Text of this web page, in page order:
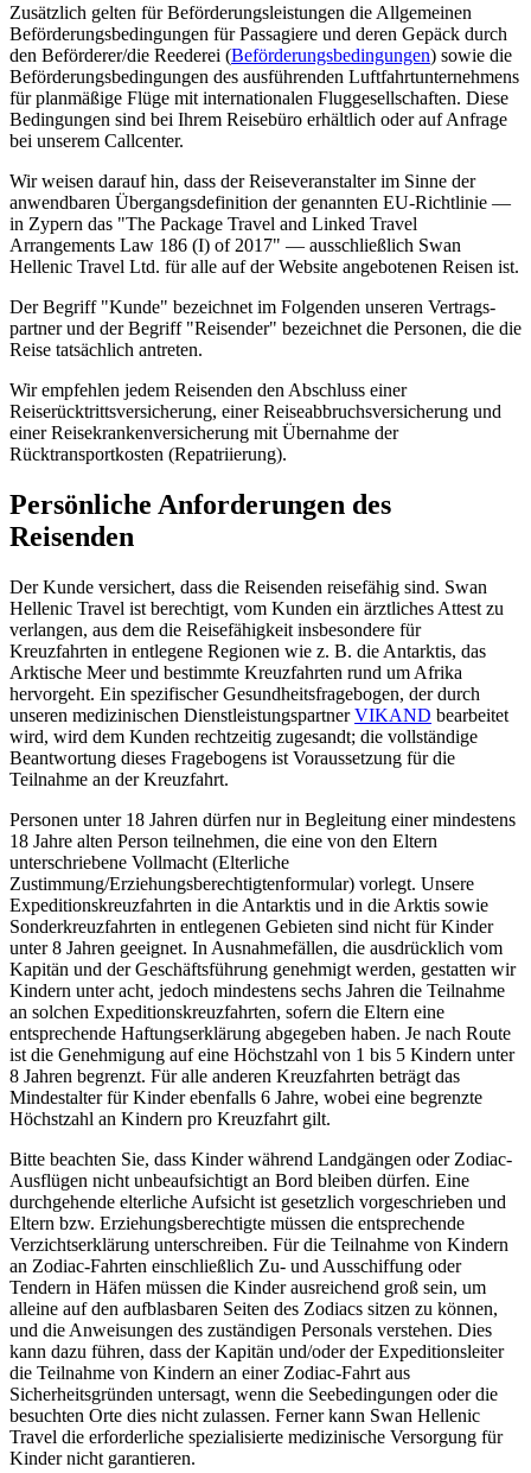
Zusätzlich gelten für Beförderungsleistungen die Allgemeinen
Beförderungsbedingungen für Passagiere und deren Gepäck durch
den Beförderer/die Reederei (Beförderungsbedingungen) sowie die
Beförderungsbedingungen des ausführenden Luftfahrtunternehmens
für planmäßige Flüge mit internationalen Fluggesellschaften. Diese
Bedingungen sind bei Ihrem Reisebüro erhältlich oder auf Anfrage
bei unserem Callcenter.
Wir weisen darauf hin, dass der Reiseveranstalter im Sinne der
anwendbaren Übergangsdefinition der genannten EU-Richtlinie —
in Zypern das "The Package Travel and Linked Travel
Arrangements Law 186 (I) of 2017" — ausschließlich Swan
Hellenic Travel Ltd. für alle auf der Website angebotenen Reisen ist.
Der Begriff "Kunde" bezeichnet im Folgenden unseren Vertrags­
partner und der Begriff "Reisender" bezeichnet die Personen, die die
Reise tatsächlich antreten.
Wir empfehlen jedem Reisenden den Abschluss einer
Reiserücktrittsversicherung, einer Reiseabbruchsversicherung und
einer Reisekrankenversicherung mit Übernahme der
Rücktransportkosten (Repatriierung).
Persönliche Anforderungen des
Reisenden
Der Kunde versichert, dass die Reisenden reisefähig sind. Swan
Hellenic Travel ist berechtigt, vom Kunden ein ärztliches Attest zu
verlangen, aus dem die Reisefähigkeit insbesondere für
Kreuzfahrten in entlegene Regionen wie z. B. die Antarktis, das
Arktische Meer und bestimmte Kreuzfahrten rund um Afrika
hervorgeht. Ein spezifischer Gesundheitsfragebogen, der durch
unseren medizinischen DienstleistungspartnerVIKAND bearbeitet
wird, wird dem Kunden rechtzeitig zugesandt; die vollständige
Beantwortung dieses Fragebogens ist Voraussetzung für die
Teilnahme an der Kreuzfahrt.
Personen unter 18 Jahren dürfen nur in Begleitung einer mindestens
18 Jahre alten Person teilnehmen, die eine von den Eltern
unterschriebene Vollmacht (Elterliche
Zustimmung/Erziehungsberechtigtenformular) vorlegt. Unsere
Expeditionskreuzfahrten in die Antarktis und in die Arktis sowie
Sonderkreuzfahrten in entlegenen Gebieten sind nicht für Kinder
unter 8 Jahren geeignet. In Ausnahmefällen, die ausdrücklich vom
Kapitän und der Geschäftsführung genehmigt werden, gestatten wir
Kindern unter acht, jedoch mindestens sechs Jahren die Teilnahme
an solchen Expeditionskreuzfahrten, sofern die Eltern eine
entsprechende Haftungserklärung abgegeben haben. Je nach Route
ist die Genehmigung auf eine Höchstzahl von 1 bis 5 Kindern unter
8 Jahren begrenzt. Für alle anderen Kreuzfahrten beträgt das
Mindestalter für Kinder ebenfalls 6 Jahre, wobei eine begrenzte
Höchstzahl an Kindern pro Kreuzfahrt gilt.
Bitte beachten Sie, dass Kinder während Landgängen oder Zodiac-
Ausflügen nicht unbeaufsichtigt an Bord bleiben dürfen. Eine
durchgehende elterliche Aufsicht ist gesetzlich vorgeschrieben und
Eltern bzw. Erziehungsberechtigte müssen die entsprechende
Verzichtserklärung unterschreiben. Für die Teilnahme von Kindern
an Zodiac-Fahrten einschließlich Zu- und Ausschiffung oder
Tendern in Häfen müssen die Kinder ausreichend groß sein, um
alleine auf den aufblasbaren Seiten des Zodiacs sitzen zu können,
und die Anweisungen des zuständigen Personals verstehen. Dies
kann dazu führen, dass der Kapitän und/oder der Expeditionsleiter
die Teilnahme von Kindern an einer Zodiac-Fahrt aus
Sicherheitsgründen untersagt, wenn die Seebedingungen oder die
besuchten Orte dies nicht zulassen. Ferner kann Swan Hellenic
Travel die erforderliche spezialisierte medizinische Versorgung für
Kinder nicht garantieren.